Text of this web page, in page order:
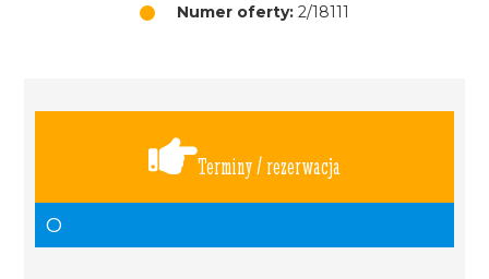
Numer oferty: 2/18111
Terminy / rezerwacja
O